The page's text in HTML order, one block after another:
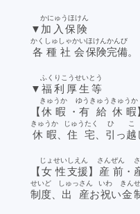
▼ 加入保険
かにゅうほけん
各種
かくしゅ
社会
しゃかい
保険
ほけん
完備
かんび
。
▼ 福利厚生等
ふくりこうせいとう
【休暇
きゅうか
・有給
ゆうきゅう
休暇
きゅうか
休暇
きゅうか
、住宅
じゅうたく
、 引
ひ
っ越
こ
【女性
じょせい
支援
しえん
】 産前
さんぜん
・
制度
せいど
、 出産
しゅっさん
お祝
いわ
い金
きん